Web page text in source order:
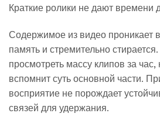
Краткие ролики не дают времени
Содержимое из видео проникает
память и стремительно
просмотреть массу клипов за час,
вспомнит суть основной части.
восприятие не порождает
связей для удержания.